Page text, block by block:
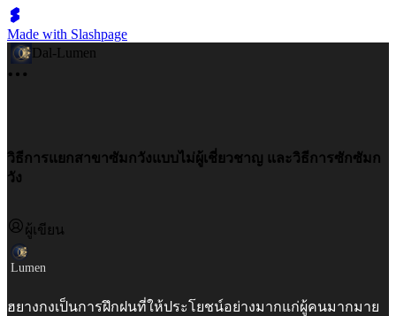
Made with Slashpage
Dal-Lumen
วิธีการแยกสาขาซัมกวังแบบไม่ผู้เชี่ยวชาญ และวิธีการซักซัมก
วัง
ผู้เขียน
Lumen
ฮยางกงเป็นการฝึกฝนที่ให้ประโยชน์อย่างมากแก่ผู้คนมากมาย